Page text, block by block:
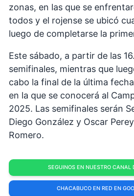
zonas, en las que se
todos y el rojense se ubicó
luego de completarse la
Este sábado, a partir de las
semifinales, mientras que
cabo la final de la última
en la que se conocerá al
2025. Las semifinales serán
Diego González y Oscar
Romero.
SEGUINOS EN NUESTRO CANAL
CHACABUCO EN RED EN